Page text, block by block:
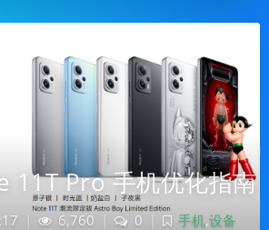
11T Pro 手机优化指南
6,760 0 手机,设备